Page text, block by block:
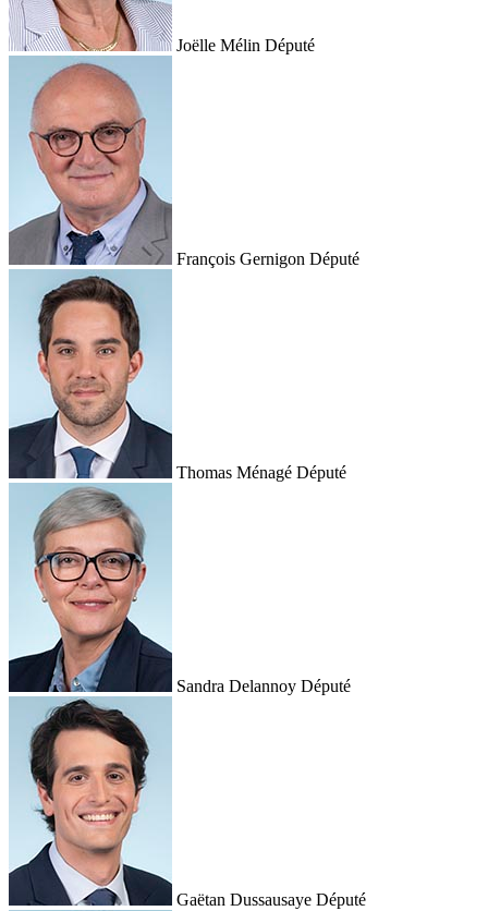
Joëlle Mélin Député
François Gernigon Député
Thomas Ménagé Député
Sandra Delannoy Député
Gaëtan Dussausaye Député